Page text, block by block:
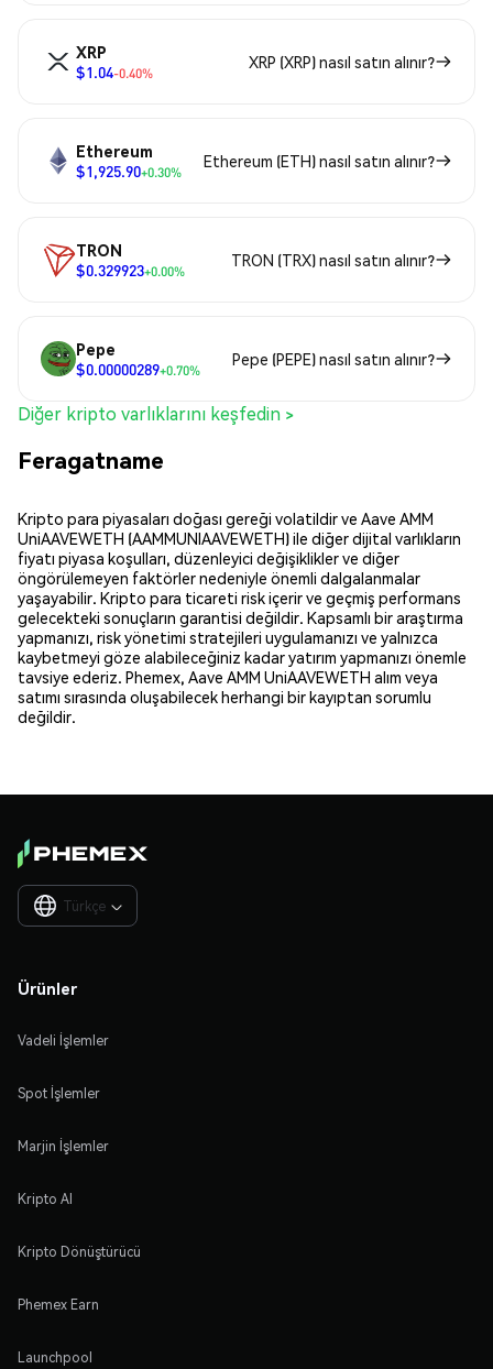
XRP
$1.04-0.40%
XRP (XRP) nasıl satın alınır?
Ethereum
$1,925.90+0.30%
Ethereum (ETH) nasıl satın alınır?
TRON
$0.329923+0.00%
TRON (TRX) nasıl satın alınır?
Pepe
$0.00000289+0.70%
Pepe (PEPE) nasıl satın alınır?
Diğer kripto varlıklarını keşfedin >
Feragatname
Kripto para piyasaları doğası gereği volatildir ve Aave AMM
UniAAVEWETH (AAMMUNIAAVEWETH) ile diğer dijital varlıkların
fiyatı piyasa koşulları, düzenleyici değişiklikler ve diğer
öngörülemeyen faktörler nedeniyle önemli dalgalanmalar
yaşayabilir. Kripto para ticareti risk içerir ve geçmiş performans
gelecekteki sonuçların garantisi değildir. Kapsamlı bir araştırma
yapmanızı, risk yönetimi stratejileri uygulamanızı ve yalnızca
kaybetmeyi göze alabileceğiniz kadar yatırım yapmanızı önemle
tavsiye ederiz. Phemex, Aave AMM UniAAVEWETH alım veya
satımı sırasında oluşabilecek herhangi bir kayıptan sorumlu
değildir.
Türkçe 
Ürünler
Vadeli İşlemler
Spot İşlemler
Marjin İşlemler
Kripto Al
Kripto Dönüştürücü
Phemex Earn
Launchpool